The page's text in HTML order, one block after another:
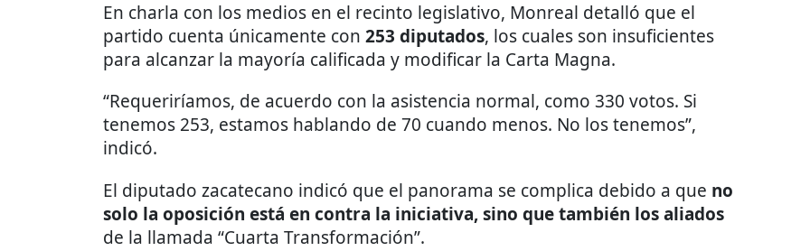
En charla con los medios en el recinto legislativo, Monreal detalló que el
partido cuenta únicamente con 253 diputados, los cuales son insuficientes
para alcanzar la mayoría calificada y modificar la Carta Magna.
“Requeriríamos, de acuerdo con la asistencia normal, como 330 votos. Si
tenemos 253, estamos hablando de 70 cuando menos. No los tenemos”,
indicó.
El diputado zacatecano indicó que el panorama se complica debido a que no
solo la oposición está en contra la iniciativa, sino que también los aliados
de la llamada “Cuarta Transformación”.